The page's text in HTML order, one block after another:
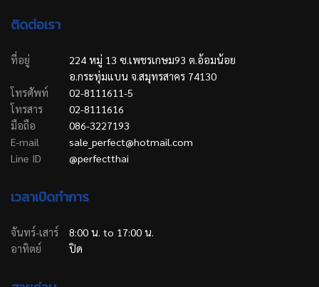
ติดต่อเรา
ที่อยู่
224 หมู่ 13 ซ.เพชรเกษม93 ต.อ้อมน้อย
อ.กระทุ่มแบน จ.สมุทรสาคร 74130
โทรศัพท์
02-8111611-5
โทรสาร
02-8111616
มือถือ
086-3227193
E-mail
sale_perfect@hotmail.com
Line ID
@perfectthai
เวลาเปิดทำการ
จันทร์-เสาร์
8:00 น. to 17:00 น.
อาทิตย์
ปิด